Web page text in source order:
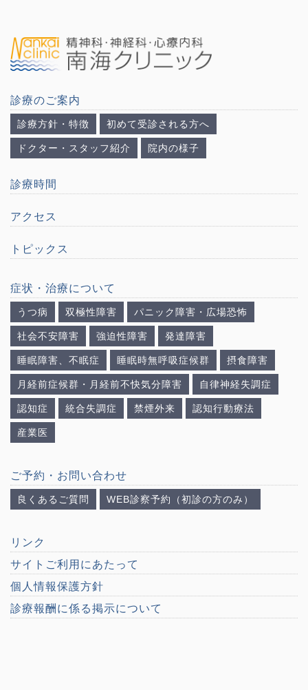
診療のご案内
診療方針・特徴 初めて受診される方へ
ドクター・スタッフ紹介 院内の様子
診療時間
アクセス
トピックス
症状・治療について
うつ病 双極性障害 パニック障害・広場恐怖
社会不安障害 強迫性障害 発達障害
睡眠障害、不眠症 睡眠時無呼吸症候群 摂食障害
月経前症候群・月経前不快気分障害 自律神経失調症
認知症 統合失調症 禁煙外来 認知行動療法
産業医
ご予約・お問い合わせ
良くあるご質問 WEB診察予約（初診の方のみ）
リンク
サイトご利用にあたって
個人情報保護方針
診療報酬に係る掲示について